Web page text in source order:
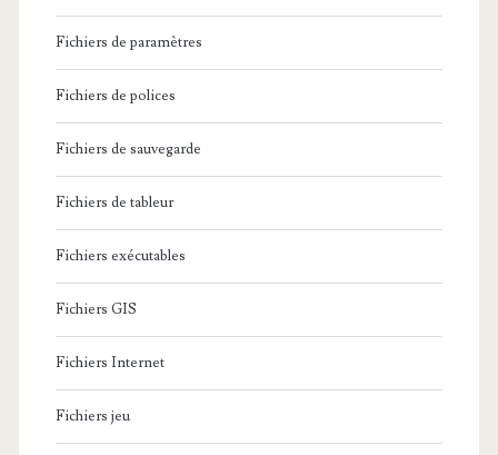
Fichiers de paramètres
Fichiers de polices
Fichiers de sauvegarde
Fichiers de tableur
Fichiers exécutables
Fichiers GIS
Fichiers Internet
Fichiers jeu